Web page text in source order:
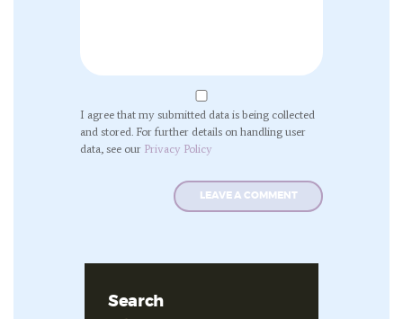
I agree that my submitted data is being collected
and stored. For further details on handling user
data, see our Privacy Policy
Search